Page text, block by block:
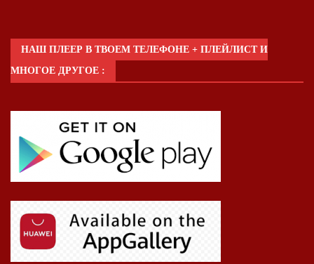
НАШ ПЛЕЕР В ТВОЕМ ТЕЛЕФОНЕ + ПЛЕЙЛИСТ И
МНОГОЕ ДРУГОЕ :